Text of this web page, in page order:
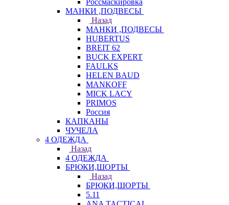
Россмаскировка
МАНКИ ,ПОДВЕСЫ
Назад
МАНКИ ,ПОДВЕСЫ
HUBERTUS
BREIT 62
BUCK EXPERT
FAULKS
HELEN BAUD
MANKOFF
MICK LACY
PRIMOS
Россия
КАПКАНЫ
ЧУЧЕЛА
4 ОДЕЖДА
Назад
4 ОДЕЖДА
БРЮКИ,ШОРТЫ
Назад
БРЮКИ,ШОРТЫ
5.11